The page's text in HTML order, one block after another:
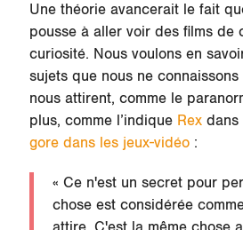
Une théorie avancerait le fait
pousse à aller voir des films de
curiosité. Nous voulons en
sujets que nous ne
nous attirent, comme le
plus, comme l’indique Rexdans
gore dans les jeux-vidéo:
« Ce n'est un secret pour
chose est considérée